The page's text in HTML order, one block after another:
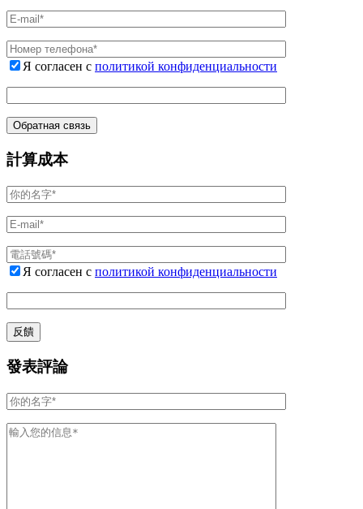
Я согласен с политикой конфиденциальности
計算成本
Я согласен с политикой конфиденциальности
發表評論